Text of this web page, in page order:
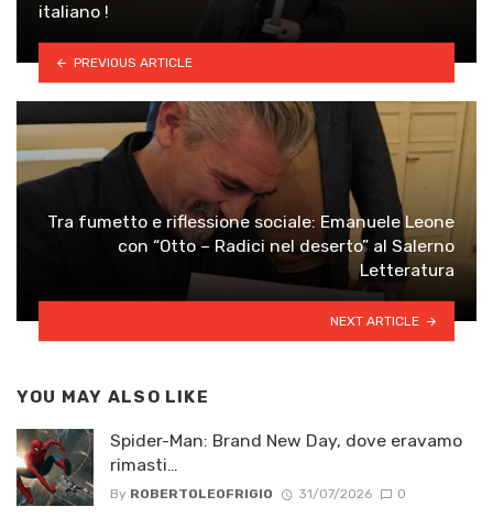
italiano !
PREVIOUS ARTICLE
Tra fumetto e riflessione sociale: Emanuele Leone
con “Otto – Radici nel deserto” al Salerno
Letteratura
NEXT ARTICLE
YOU MAY ALSO LIKE
Spider-Man: Brand New Day, dove eravamo
rimasti…
By ROBERTOLEOFRIGIO 31/07/2026 0